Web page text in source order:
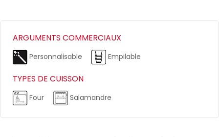
ARGUMENTS COMMERCIAUX
Personnalisable Empilable
TYPES DE CUISSON
Four Salamandre